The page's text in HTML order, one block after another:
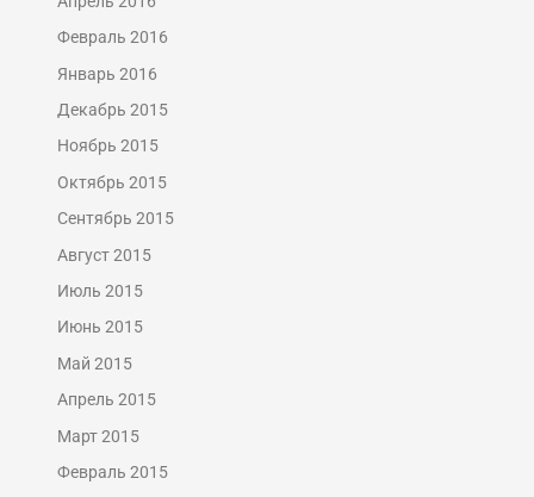
Февраль 2016
Январь 2016
Декабрь 2015
Ноябрь 2015
Октябрь 2015
Сентябрь 2015
Август 2015
Июль 2015
Июнь 2015
Май 2015
Апрель 2015
Март 2015
Февраль 2015